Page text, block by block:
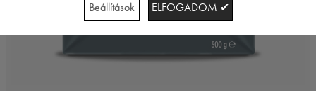
Beállítások ELFOGADOM ✔